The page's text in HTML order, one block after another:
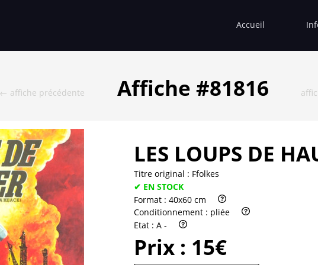
Accueil
← affiche précédente Affiche #81816
LES LOUPS DE
Titre original : Ffolkes
✔ EN STOCK
Format : 40x60 cm
Conditionnement : pliée
Etat : A -
Prix : 15€